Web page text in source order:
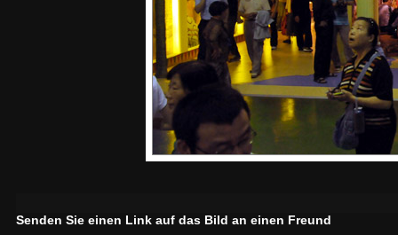
Senden Sie einen Link auf das Bild an einen Freund